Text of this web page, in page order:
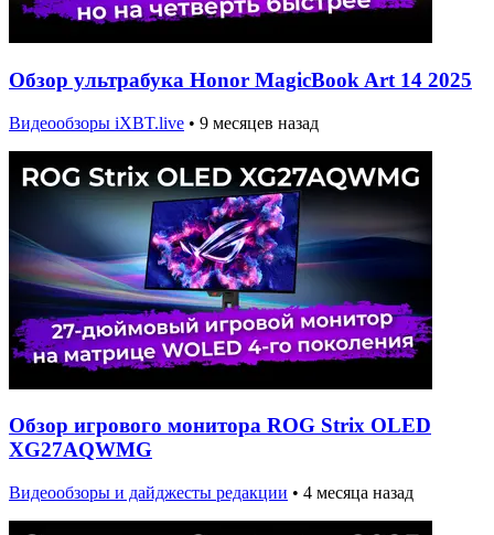
Обзор ультрабука Honor MagicBook Art 14 2025
Видеообзоры iXBT.live • 9 месяцев назад
Обзор игрового монитора ROG Strix OLED
XG27AQWMG
Видеообзоры и дайджесты редакции • 4 месяца назад